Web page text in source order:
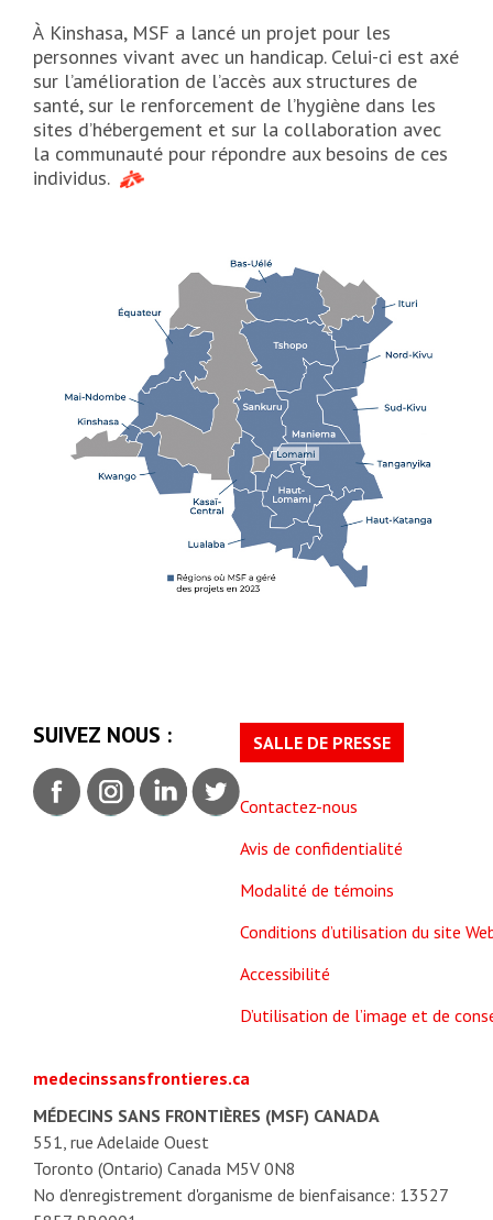
À Kinshasa, MSF a lancé un projet pour les
personnes vivant avec un handicap. Celui-ci est axé
sur l’amélioration de l’accès aux structures de
santé, sur le renforcement de l’hygiène dans les
sites d’hébergement et sur la collaboration avec
la communauté pour répondre aux besoins de ces
individus.
SUIVEZ NOUS : SALLE DE PRESSE
Contactez-nous
Avis de confidentialité
Modalité de témoins
Conditions d’utilisation du site
Accessibilité
D’utilisation de l’image et de
medecinssansfrontieres.ca
MÉDECINS SANS FRONTIÈRES (MSF) CANADA
551, rue Adelaide Ouest
Toronto (Ontario) Canada M5V 0N8
No d'enregistrement d'organisme de bienfaisance: 13527